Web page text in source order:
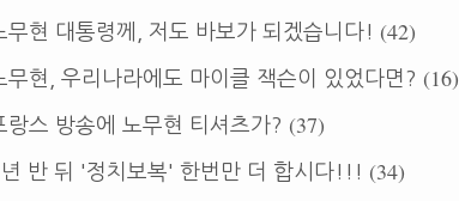
무현 대통령께, 저도 바보가 되겠습니다! (42)
무현, 우리나라에도 마이클 잭슨이 있었다면? (16)
랑스 방송에 노무현 티셔츠가? (37)
반 뒤 '정치보복' 한번만 더 합시다!!! (34)